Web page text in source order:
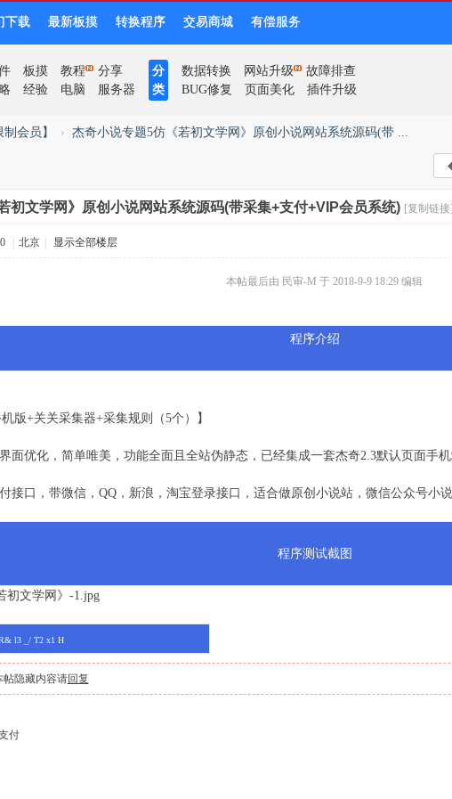
下载 最新板摸 转换程序 交易商城 有偿服务
板摸 教程
分享
经验 电脑 服务器
分
类
数据转换 网站升级
故障排查
BUG修复
页面美化 插件升级
会员】 › 杰奇小说专题5仿《若初文学网》原创小说网站系统源码(带 ...
初文学网》原创小说网站系统源码(带采集+支付+VIP会员系统) [复制链
北京 显示全部楼层
本帖最后由 民审-M 于 2018-9-9 18:29 编辑
程序介绍
版+关关采集器+采集规则（5个）】
面优化，简单唯美，功能全面且全站伪静态，已经集成一套杰奇2.3默认页面手
接口，带微信，QQ，新浪，淘宝登录接口，适合做原创小说站，微信公众号小
程序测试截图
l3 _/ T2 x1 H
帖隐藏内容请回复
付